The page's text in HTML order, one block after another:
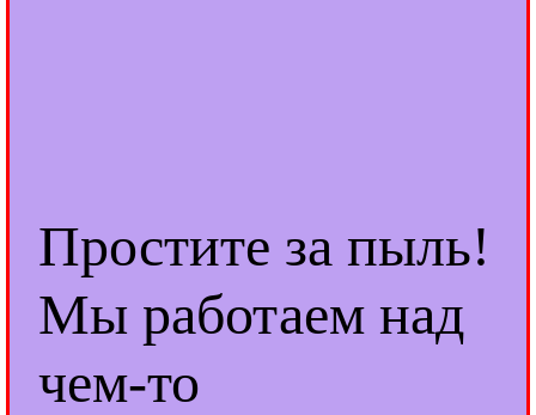
Простите за пыль!
Мы работаем над
чем-то